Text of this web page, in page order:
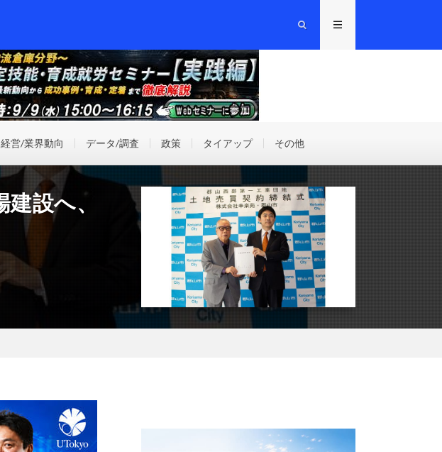
経営/業界動向 データ/調査 政策 タイアップ その他
設へ、